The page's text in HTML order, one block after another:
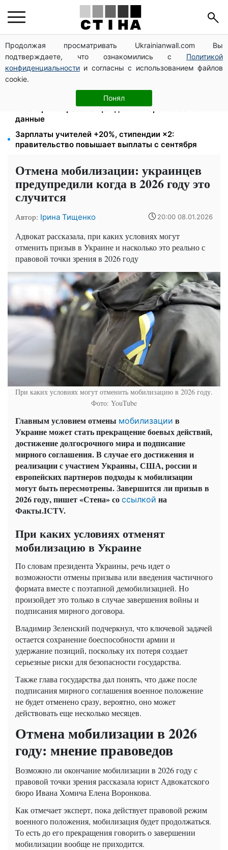
Продолжая просматривать Ukrainianwall.com Вы
подтверждаете, что ознакомились с Политикой
конфиденциальности и согласны с использованием файлов
cookie.
Понял
172 940 грн защитят жилье от ареста за
коммуналку: с октября порог — 432 тысячи
8 451 грн вместо пакета малыша: Пенсионный фонд
объяснил, как получить деньги
Выплаты ВПЛ в августе — 2000 и 3000 грн: 4
категории переселенцев должны срочно обновить
данные
Зарплаты учителей +20%, стипендии ×2:
правительство повышает выплаты с сентября
Отмена мобилизации: украинцев
предупредили когда в 2026 году это
случится
Автор: Ірина Тищенко 20:00 08.01.2026
Адвокат рассказала, при каких условиях могут
отменить призыв в Украине и насколько это реально с
правовой точки зрения в 2026 году
При каких условиях могут отменить мобилизацию в 2026 году.
Фото: YouTube
Главным условием отмены мобилизации в
Украине может стать прекращение боевых действий,
достижение долгосрочного мира и подписание
мирного соглашения. В случае его достижения и
реализации с участием Украины, США, россии и
европейских партнеров подходы к мобилизации
могут быть пересмотрены. Завершится ли призыв в
2026 году, пишет «Стена» со ссылкой на
Факты.ICTV.
При каких условиях отменят
мобилизацию в Украине
По словам президента Украины, речь идет о
возможности отмены призыва или введения частичного
формата вместе с поэтапной демобилизацией. Но
произойдет это только в случае завершения войны и
подписания мирного договора.
Владимир Зеленский подчеркнул, что ключевой задачей
остается сохранение боеспособности армии и
удержание позиций, поскольку их потеря создает
серьезные риски для безопасности государства.
Также глава государства дал понять, что даже после
подписания мирного соглашения военное положение
не будет отменено сразу, вероятно, оно может
действовать еще несколько месяцев.
Отмена мобилизации в 2026
году: мнение правоведов
Возможно ли окончание мобилизации в 2026 году с
правовой точки зрения рассказала юрист Адвокатского
бюро Ивана Хомича Елена Воронкова.
Как отмечает эксперт, пока действует правовой режим
военного положения, мобилизация будет продолжаться.
То есть до его прекращения говорить о завершении
мобилизации вообще не приходится.